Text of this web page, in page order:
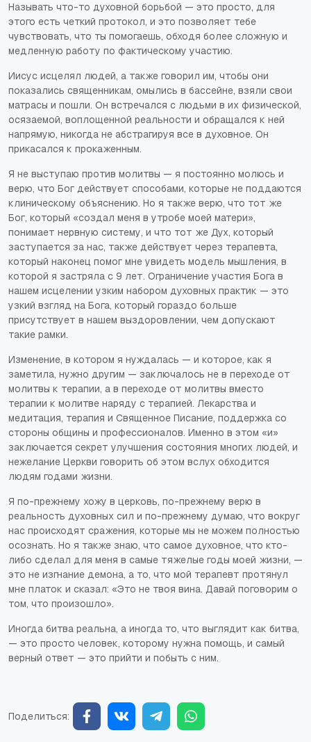
Называть что-то духовной борьбой — это просто, для
этого есть четкий протокол, и это позволяет тебе
чувствовать, что ты помогаешь, обходя более сложную и
медленную работу по фактическому участию.
Иисус исцелял людей, а также говорил им, чтобы они
показались священникам, омылись в бассейне, взяли свои
матрасы и пошли. Он встречался с людьми в их физической,
осязаемой, воплощенной реальности и обращался к ней
напрямую, никогда не абстрагируя все в духовное. Он
прикасался к прокаженным.
Я не выступаю против молитвы — я постоянно молюсь и
верю, что Бог действует способами, которые не поддаются
клиническому объяснению. Но я также верю, что тот же
Бог, который «создал меня в утробе моей матери»,
понимает нервную систему, и что тот же Дух, который
заступается за нас, также действует через терапевта,
который наконец помог мне увидеть модель мышления, в
которой я застряла с 9 лет. Ограничение участия Бога в
нашем исцелении узким набором духовных практик — это
узкий взгляд на Бога, который гораздо больше
присутствует в нашем выздоровлении, чем допускают
такие рамки.
Изменение, в котором я нуждалась — и которое, как я
заметила, нужно другим — заключалось не в переходе от
молитвы к терапии, а в переходе от молитвы вместо
терапии к молитве наряду с терапией. Лекарства и
медитация, терапия и Священное Писание, поддержка со
стороны общины и профессионалов. Именно в этом «и»
заключается секрет улучшения состояния многих людей, и
нежелание Церкви говорить об этом вслух обходится
людям годами жизни.
Я по-прежнему хожу в церковь, по-прежнему верю в
реальность духовных сил и по-прежнему думаю, что вокруг
нас происходят сражения, которые мы не можем полностью
осознать. Но я также знаю, что самое духовное, что кто-
либо сделал для меня в самые тяжелые годы моей жизни, —
это не изгнание демона, а то, что мой терапевт протянул
мне платок и сказал: «Это не твоя вина. Давай поговорим о
том, что произошло».
Иногда битва реальна, а иногда то, что выглядит как битва,
— это просто человек, которому нужна помощь, и самый
верный ответ — это прийти и побыть с ним.
Поделиться: